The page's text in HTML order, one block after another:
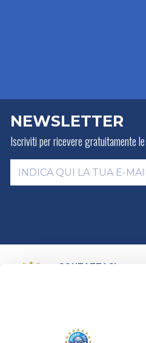
NEWSLETTER
Iscriviti per ricevere gratuitamente
CONTATTACI
+
12h00 / 14h00 –
Mercoledì, venerdì: